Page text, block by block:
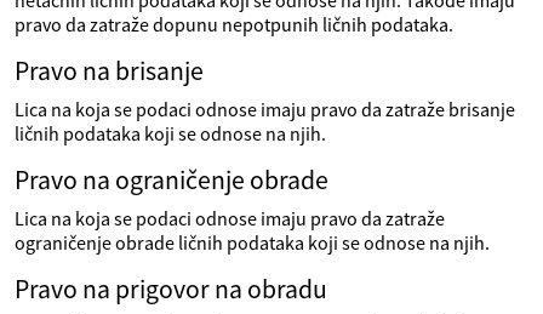
pravo da zatraže dopunu nepotpunih ličnih podataka.
Pravo na brisanje
Lica na koja se podaci odnose imaju pravo da zatraže brisanje
ličnih podataka koji se odnose na njih.
Pravo na ograničenje obrade
Lica na koja se podaci odnose imaju pravo da zatraže
ograničenje obrade ličnih podataka koji se odnose na njih.
Pravo na prigovor na obradu